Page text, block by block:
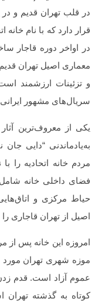
در قلب تهران قدیم و در
قرار دارد که با نام
در اواخر دوره قاجار
معماری اصیل تهران
و تزئینات ارزشمند
سریال‌های مشهور
یکی از معروف‌ترین
به‌یادماندنی “دایی
مردم خانه اتحادیه را
فضای داخلی خانه
حیاط مرکزی و
اصیل از تهران قاجاری
امروزه این خانه پس از
موزه شهری تهران مورد
عموم آزاد است. قدم
کوتاه به گذشته تهران